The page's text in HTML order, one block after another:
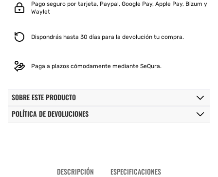
Pago seguro por tarjeta, Paypal, Google Pay, Apple Pay, Bizum y
Waylet
Dispondrás hasta 30 días para la devolución tu compra.
Paga a plazos cómodamente mediante SeQura.
SOBRE ESTE PRODUCTO
POLÍTICA DE DEVOLUCIONES
DESCRIPCIÓN ESPECIFICACIONES